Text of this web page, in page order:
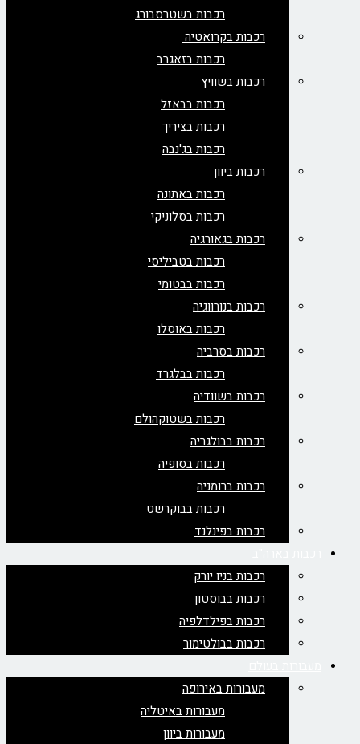
רכבות בשטרסבורג
רכבות בקרואטיה
רכבות בזאגרב
רכבות בשוויץ
רכבות בבאזל
רכבות בציריך
רכבות בג'נבה
רכבות ביוון
רכבות באתונה
רכבות בסלוניקי
רכבות בגאורגיה
רכבות בטביליסי
רכבות בבטומי
רכבות בנורווגיה
רכבות באוסלו
רכבות בסרביה
רכבות בבלגרד
רכבות בשוודיה
רכבות בשטוקהולם
רכבות בבולגריה
רכבות בסופיה
רכבות ברומניה
רכבות בבוקרשט
רכבות בפינלנד
רכבות בניו יורק
רכבות בבוסטון
רכבות בפילדלפיה
רכבות בבולטימור
מעבורות באירופה
מעבורות באיטליה
מעבורות ביוון